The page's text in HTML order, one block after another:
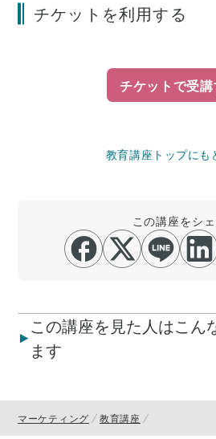
チケットを利用する
チケットで受講
教育講座トップにも
この講座をシ
この講座を見た人はこん
ます
マーケティング 教育講座